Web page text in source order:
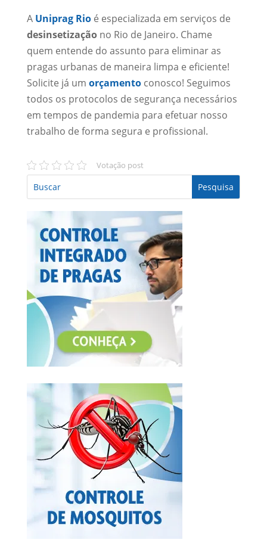
A Uniprag Rioé especializada em serviços de
desinsetizaçãono Rio de Janeiro. Chame
quem entende do assunto para eliminar as
pragas urbanas de maneira limpa e eficiente!
Solicite já um orçamento conosco! Seguimos
todos os protocolos de segurança necessários
em tempos de pandemia para efetuar nosso
trabalho de forma segura e profissional.
Votação post